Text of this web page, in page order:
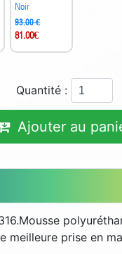
Noir
93.00 €
81.00€
Quantité :
Ajouter au
meilleure prise en